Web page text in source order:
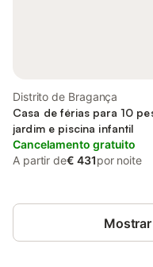
Distrito de Bragança
Casa de férias para 10
jardim e piscina infantil
Cancelamento gratuito
A partir de€ 431por noite